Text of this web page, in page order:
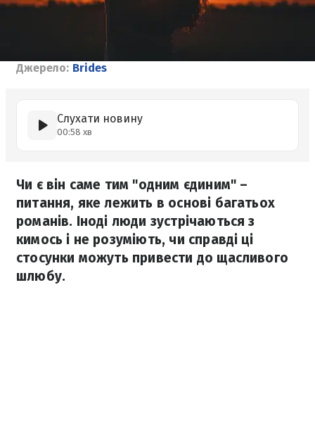
Джерело: Brides
Слухати новину
00:58 хв
Чи є він саме тим "одним єдиним" –
питання, яке лежить в основі багатьох
романів. Іноді люди зустрічаються з
кимось і не розуміють, чи справді ці
стосунки можуть привести до щасливого
шлюбу.